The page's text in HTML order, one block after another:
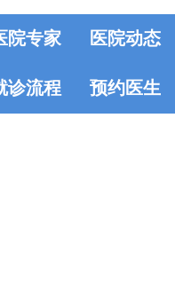
院专家 医院动态
诊流程 预约医生